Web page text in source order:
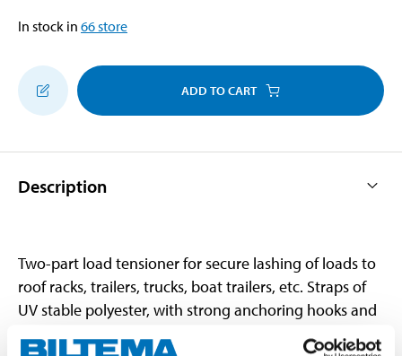
In stock in 66store
ADD TO CART
Description
Two-part load tensioner for secure lashing of loads to
roof racks, trailers, trucks, boat trailers, etc. Straps of
UV stable polyester, with strong anchoring hooks and